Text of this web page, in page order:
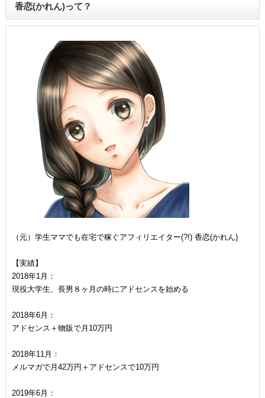
香恋(かれん)って？
（元）学生ママでも在宅で稼ぐアフィリエイター(?!) 香恋(かれん)
【実績】
2018年1月：
現役大学生、長男８ヶ月の時にアドセンスを始める
2018年6月：
アドセンス＋物販で月10万円
2018年11月：
メルマガで月42万円＋アドセンスで10万円
2019年6月：